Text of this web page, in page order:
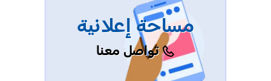
مساحة إعلانية
تواصل معنا